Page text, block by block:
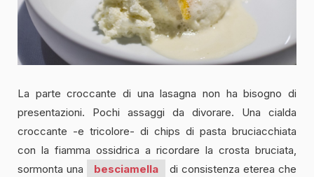
La parte croccante di una lasagna non ha bisogno di
presentazioni. Pochi assaggi da divorare. Una cialda
croccante -e tricolore- di chips di pasta bruciacchiata
con la fiamma ossidrica a ricordare la crosta bruciata,
sormonta una
besciamella
di consistenza eterea che